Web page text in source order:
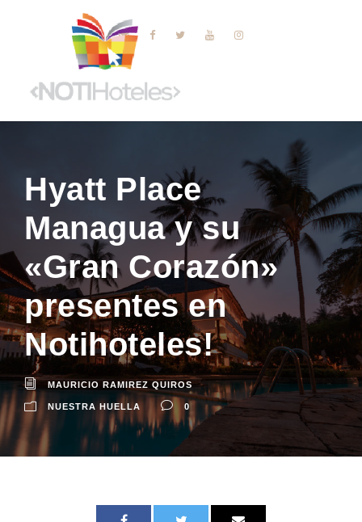
Hyatt Place
Managua y su
«Gran Corazón»
presentes en
Notihoteles!
MAURICIO RAMIREZ QUIROS
NUESTRA HUELLA 0